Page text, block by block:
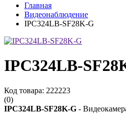
Главная
Видеонаблюдение
IPC324LB-SF28K-G
IPC324LB-
Код товара: 222223
(0)
IPC324LB-SF28K-G -